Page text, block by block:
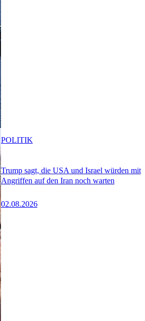
Trump sagt, die USA und Israel würden mit
Angriffen auf den Iran noch warten
02.08.2026
POLITIK